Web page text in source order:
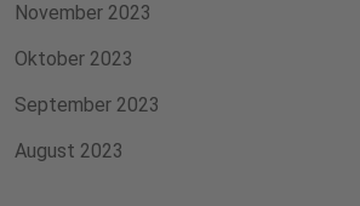
November 2023
Oktober 2023
September 2023
August 2023